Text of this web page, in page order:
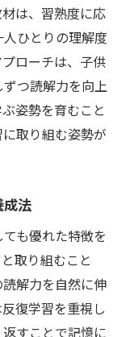
は、習熟度に応
ひとりの理解度
ローチは、子供
つ読解力を向上
姿勢を育むこと
取り組む姿勢が
成法
も優れた特徴を
取り組むこと
解力を自然に伸
復学習を重視し
すことで記憶に